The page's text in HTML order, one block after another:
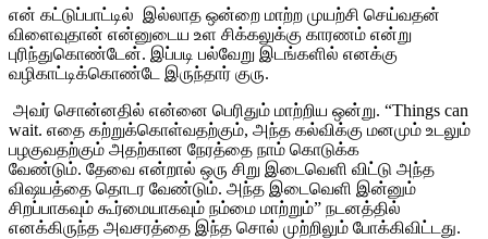
என் கட்டுப்பாட்டில் இல்லாத ஒன்றை மாற்ற முயற்சி செய்வதன்
விளைவுதான் என்னுடைய உள சிக்கலுக்கு காரணம் என்று
புரிந்துகொண்டேன். இப்படி பல்வேறு இடங்களில் எனக்கு
வழிகாட்டிக்கொண்டே இருந்தார் குரு.
அவர் சொன்னதில் என்னை பெரிதும் மாற்றிய ஒன்று. “Things can
wait. எதை கற்றுக்கொள்வதற்கும், அந்த கல்விக்கு மனமும் உடலும்
பழகுவதற்கும் அதற்கான நேரத்தை நாம் கொடுக்க
வேண்டும். தேவை என்றால் ஒரு சிறு இடைவெளி விட்டு அந்த
விஷயத்தை தொடர வேண்டும். அந்த இடைவெளி இன்னும்
சிறப்பாகவும் கூர்மையாகவும் நம்மை மாற்றும்” நடனத்தில்
எனக்கிருந்த அவசரத்தை இந்த சொல் முற்றிலும் போக்கிவிட்டது.